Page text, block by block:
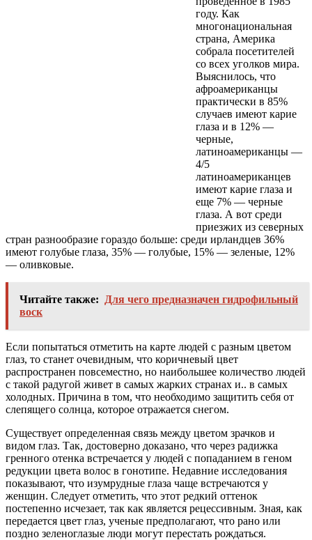
году. Как
многонациональная
страна, Америка
собрала посетителей
со всех уголков мира.
Выяснилось, что
афроамериканцы
практически в 85%
случаев имеют карие
глаза и в 12% —
черные,
латиноамериканцы —
4/5
латиноамериканцев
имеют карие глаза и
еще 7% — черные
глаза. А вот среди
приезжих из северных
стран разнообразие гораздо больше: среди ирландцев 36%
имеют голубые глаза, 35% — голубые, 15% — зеленые, 12%
— оливковые.
Читайте также:
Для чего предназначен гидрофильный
воск
Если попытаться отметить на карте людей с разным цветом
глаз, то станет очевидным, что коричневый цвет
распространен повсеместно, но наибольшее количество людей
с такой радугой живет в самых жарких странах и.. в самых
холодных. Причина в том, что необходимо защитить себя от
слепящего солнца, которое отражается снегом.
Существует определенная связь между цветом зрачков и
видом глаз. Так, достоверно доказано, что через радижка
гренного отенка встречается у людей с попаданием в геном
редукции цвета волос в гонотипе. Недавние исследования
показывают, что изумрудные глаза чаще встречаются у
женщин. Следует отметить, что этот редкий оттенок
постепенно исчезает, так как является рецессивным. Зная, как
передается цвет глаз, ученые предполагают, что рано или
поздно зеленоглазые люди могут перестать рождаться.